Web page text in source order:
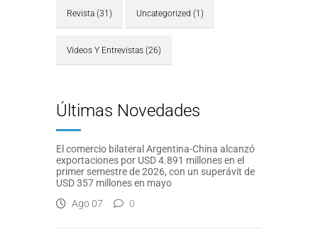
Revista (31) Uncategorized (1)
Videos Y Entrevistas (26)
Últimas Novedades
El comercio bilateral Argentina-China alcanzó
exportaciones por USD 4.891 millones en el
primer semestre de 2026, con un superávit de
USD 357 millones en mayo
Ago 07
0